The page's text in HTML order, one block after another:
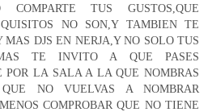
TUS GUSTOS,QUE
NO SON,Y TAMBIEN TE
MAS DJS EN NERJA,Y NO SOLO TUS
TE INVITO A QUE PASES
POR LA SALA A LA QUE NOMBRAS
NO VUELVAS A NOMBRAR
COMPROBAR QUE NO TIENE